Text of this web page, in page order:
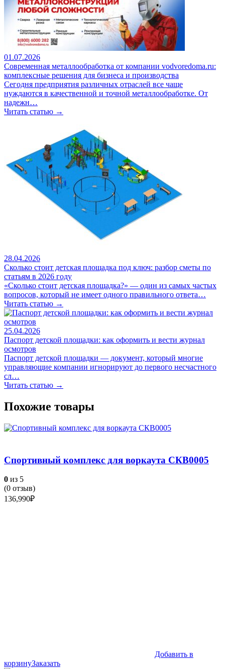
01.07.2026
Современная металлообработка от компании vodvoredoma.ru:
комплексные решения для бизнеса и производства
Сегодня предприятия различных отраслей все чаще
нуждаются в качественной и точной металлообработке. От
надежн…
Читать статью →
28.04.2026
Сколько стоит детская площадка под ключ: разбор сметы по
статьям в 2026 году
«Сколько стоит детская площадка?» — один из самых частых
вопросов, который не имеет одного правильного ответа…
Читать статью →
25.04.2026
Паспорт детской площадки: как оформить и вести журнал
осмотров
Паспорт детской площадки — документ, который многие
управляющие компании игнорируют до первого несчастного
сл…
Читать статью →
Похожие товары
Спортивный комплекс для воркаута СКВ0005
0 из 5
(0 отзыв)
136,990₽
Добавить в
корзинуЗаказать